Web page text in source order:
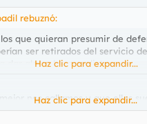
rebuznó:
que quieran presumir de
ser retirados del servicio
dar alas a los carodistas.
Haz clic para expandir...
nos callamos y que ellos
Haz clic para expandir...